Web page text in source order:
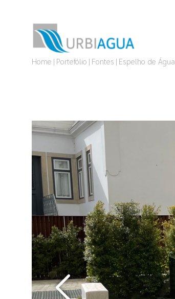
Para que servem?
Home Portefólio Fontes Espelho de Água